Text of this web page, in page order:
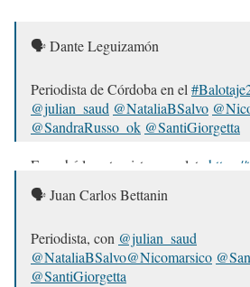
🗣️ Dante Leguizamón
Periodista de Córdoba en el
@julian_saud @NataliaBSalvo
@SandraRusso_ok @SantiGiorgetta
Escuchá la entrevista completa
— Somos Radio AM 530
🗣️ Juan Carlos Bettanin
Periodista, con @julian_saud
@NataliaBSalvo@Nicomarsico
@SantiGiorgetta